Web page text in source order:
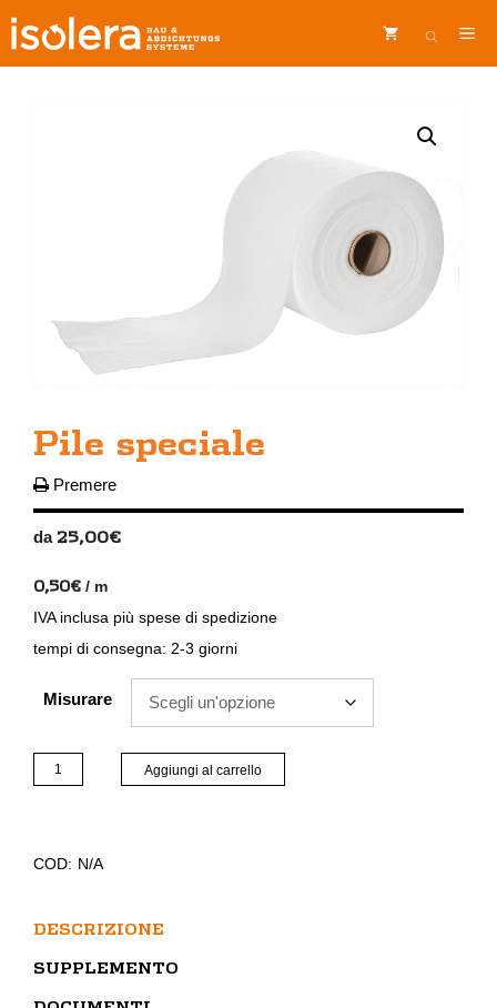
Pile speciale
Premere
da 25,00€
0,50€ / m
IVA inclusa più spese di spedizione
tempi di consegna: 2-3 giorni
Misurare
Pile
speciale
Aggiungi al carrello
COD: N/A
DESCRIZIONE
SUPPLEMENTO